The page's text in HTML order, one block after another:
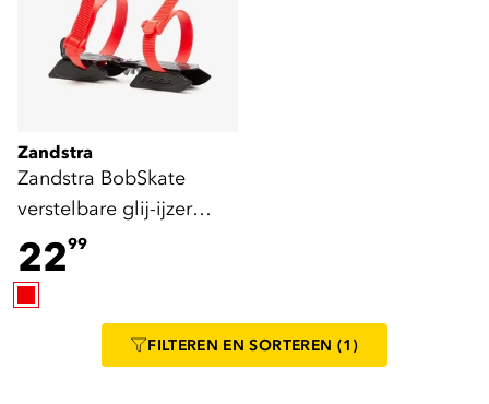
Zandstra
Zandstra BobSkate
verstelbare glij-ijzer
schaatsen
2299
FILTEREN EN SORTEREN (1)